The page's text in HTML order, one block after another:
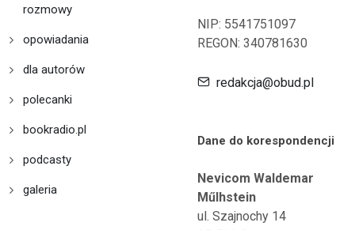
rozmowy
opowiadania
dla autorów
polecanki
bookradio.pl
podcasty
galeria
NIP: 5541751097
REGON: 340781630
redakcja@obud.pl
Dane do korespondencji
Nevicom Waldemar
Műlhstein
ul. Szajnochy 14